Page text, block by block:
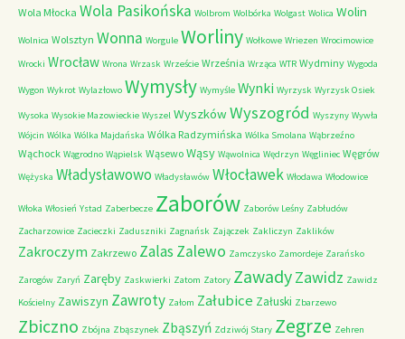
Wola Młocka Wola Pasikońska Wolbrom Wolbórka Wolgast Wolica Wolin
Wolnica Wolsztyn Wonna Worgule Worliny Wołkowe Wriezen Wrocimowice
Wrocki Wrocław Wrona Wrzask Wrzeście Września Wrząca WTR Wydminy Wygoda
Wygon Wykrot Wylazłowo Wymysły Wymyśle Wynki Wyrzysk Wyrzysk Osiek
Wysoka Wysokie Mazowieckie Wyszel WyszkówWyszogród Wyszyny Wywła
Wójcin Wólka Wólka Majdańska Wólka Radzymińska Wólka Smolana Wąbrzeźno
Wąchock Wągrodno Wąpielsk Wąsewo Wąsy Wąwolnica Wędrzyn Węgliniec Węgrów
Wężyska Władysławowo Władysławów Włocławek Włodawa Włodowice
Włoka Włosień Ystad Zaberbecze Zaborów Zaborów Leśny Zabłudów
Zacharzowice Zacieczki Zaduszniki Zagnańsk Zajączek Zakliczyn Zaklików
Zakroczym Zakrzewo ZalasZalewo Zamczysko Zamordeje Zarańsko
Zarogów Zaryń Zaręby Zaskwierki Zatom Zatory ZawadyZawidz Zawidz
Kościelny Zawiszyn Zawroty Załom Załubice Załuski Zbarzewo
Zbiczno Zbójna Zbąszynek Zbąszyń Zdziwój Stary Zegrze Zehren